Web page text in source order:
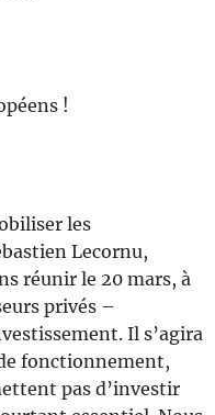
!
les
Lecornu,
réunir le 20 mars, à
privés –
Il s’agira
fonctionnement,
pas d’investir